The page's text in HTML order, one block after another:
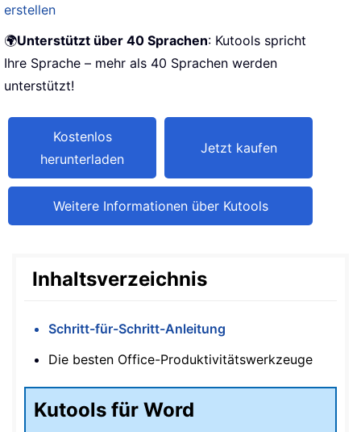
erstellen
🌍Unterstützt über 40 Sprachen: Kutools spricht
Ihre Sprache – mehr als 40 Sprachen werden
unterstützt!
Kostenlos
herunterladen
Jetzt kaufen
Weitere Informationen über Kutools
Inhaltsverzeichnis
Schritt-für-Schritt-Anleitung
Die besten Office-Produktivitätswerkzeuge
Kutools für Word